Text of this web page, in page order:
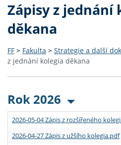
Zápisy z jednání
děkana
FF > Fakulta > Strategie a další
z jednání kolegia děkana
Rok 2026
2026-05-04 Zápis z rozšířeného
2026-04-27 Zápis z užšího kolegia.pdf